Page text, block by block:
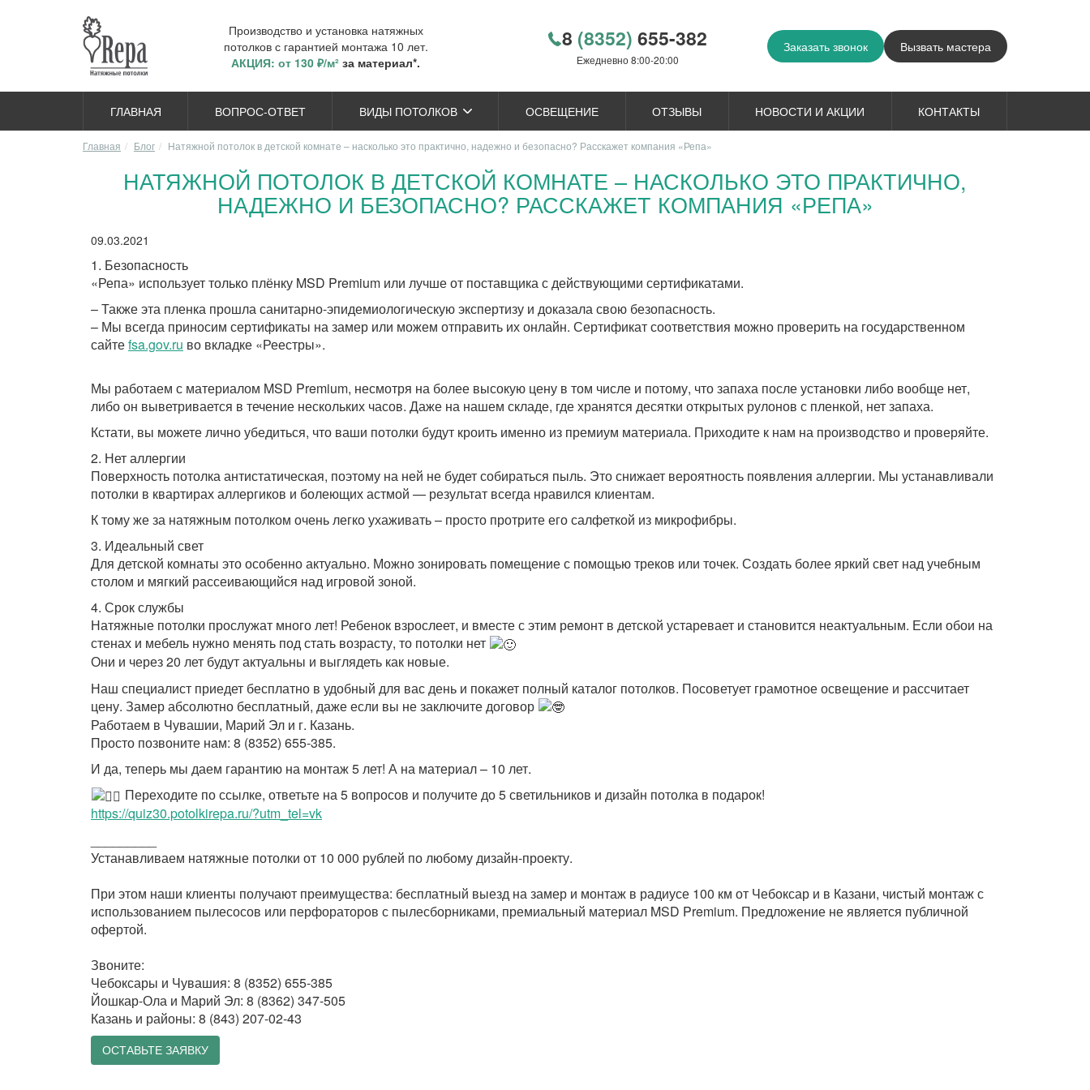
Производство и установка натяжных
потолков с гарантией монтажа 10 лет.
АКЦИЯ: от 130 ₽/м² за материал*.
8 (8352) 655-382
Ежедневно 8:00-20:00
Заказать звонок Вызвать мастера
ГЛАВНАЯ ВОПРОС-ОТВЕТ ВИДЫ ПОТОЛКОВ ОСВЕЩЕНИЕ ОТЗЫВЫ НОВОСТИ И АКЦИИ КОНТАКТЫ
Главная Блог Натяжной потолок в детской комнате – насколько это практично, надежно и безопасно? Расскажет компания «Репа»
НАТЯЖНОЙ ПОТОЛОК В ДЕТСКОЙ КОМНАТЕ – НАСКОЛЬКО ЭТО ПРАКТИЧНО,
НАДЕЖНО И БЕЗОПАСНО? РАССКАЖЕТ КОМПАНИЯ «РЕПА»
09.03.2021
1. Безопасность
«Репа» использует только плёнку MSD Premium или лучше от поставщика с действующими сертификатами.
– Также эта пленка прошла санитарно-эпидемиологическую экспертизу и доказала свою безопасность.
– Мы всегда приносим сертификаты на замер или можем отправить их онлайн. Сертификат соответствия можно проверить на государственном
сайтеfsa.gov.ru во вкладке «Реестры».
Мы работаем с материалом MSD Premium, несмотря на более высокую цену в том числе и потому, что запаха после установки либо вообще нет,
либо он выветривается в течение нескольких часов. Даже на нашем складе, где хранятся десятки открытых рулонов с пленкой, нет запаха.
Кстати, вы можете лично убедиться, что ваши потолки будут кроить именно из премиум материала. Приходите к нам на производство и проверяйте.
2. Нет аллергии
Поверхность потолка антистатическая, поэтому на ней не будет собираться пыль. Это снижает вероятность появления аллергии. Мы устанавливали
потолки в квартирах аллергиков и болеющих астмой — результат всегда нравился клиентам.
К тому же за натяжным потолком очень легко ухаживать – просто протрите его салфеткой из микрофибры.
3. Идеальный свет
Для детской комнаты это особенно актуально. Можно зонировать помещение с помощью треков или точек. Создать более яркий свет над учебным
столом и мягкий рассеивающийся над игровой зоной.
4. Срок службы
Натяжные потолки прослужат много лет! Ребенок взрослеет, и вместе с этим ремонт в детской устаревает и становится неактуальным. Если обои на
стенах и мебель нужно менять под стать возрасту, то потолки нет
Они и через 20 лет будут актуальны и выглядеть как новые.
Наш специалист приедет бесплатно в удобный для вас день и покажет полный каталог потолков. Посоветует грамотное освещение и рассчитает
цену. Замер абсолютно бесплатный, даже если вы не заключите договор
Работаем в Чувашии, Марий Эл и г. Казань.
Просто позвоните нам: 8 (8352) 655-385.
И да, теперь мы даем гарантию на монтаж 5 лет! А на материал – 10 лет.
Переходите по ссылке, ответьте на 5 вопросов и получите до 5 светильников и дизайн потолка в подарок!
https://quiz30.potolkirepa.ru/?utm_tel=vk
Устанавливаем натяжные потолки от 10 000 рублей по любому дизайн-проекту.
При этом наши клиенты получают преимущества: бесплатный выезд на замер и монтаж в радиусе 100 км от Чебоксар и в Казани, чистый монтаж с
использованием пылесосов или перфораторов с пылесборниками, премиальный материал MSD Premium. Предложение не является публичной
офертой.
Звоните:
Чебоксары и Чувашия: 8 (8352) 655-385
Йошкар-Ола и Марий Эл: 8 (8362) 347-505
Казань и районы: 8 (843) 207-02-43
ОСТАВЬТЕ ЗАЯВКУ